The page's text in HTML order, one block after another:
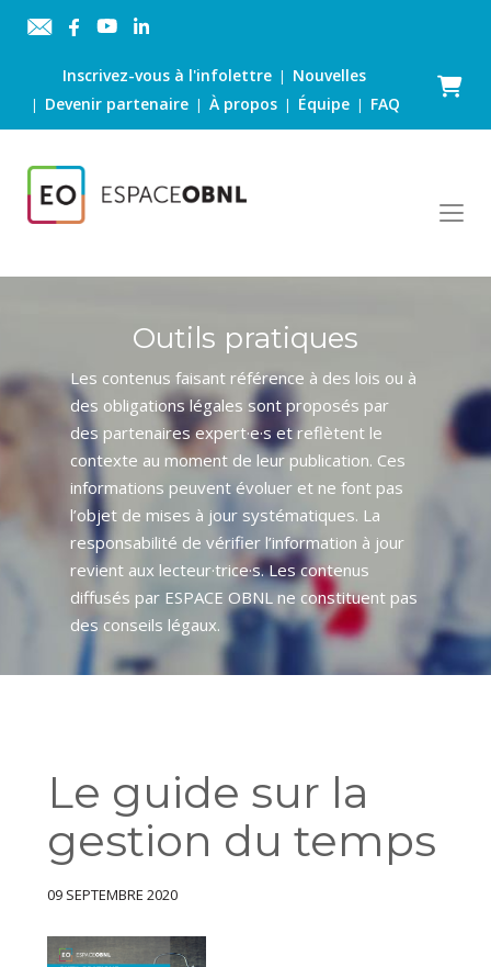
Inscrivez-vous à l'infolettre| Nouvelles
| Devenir partenaire |À propos | Équipe | FAQ
Panier
Outils pratiques
Les contenus faisant référence à des lois ou à
des obligations légales sont proposés par
des partenaires expert·e·s et reflètent le
contexte au moment de leur publication. Ces
informations peuvent évoluer et ne font pas
l’objet de mises à jour systématiques. La
responsabilité de vérifier l’information à jour
revient aux lecteur·trice·s. Les contenus
diffusés par ESPACE OBNL ne constituent pas
des conseils légaux.
Le guide sur la
gestion du temps
09 SEPTEMBRE 2020